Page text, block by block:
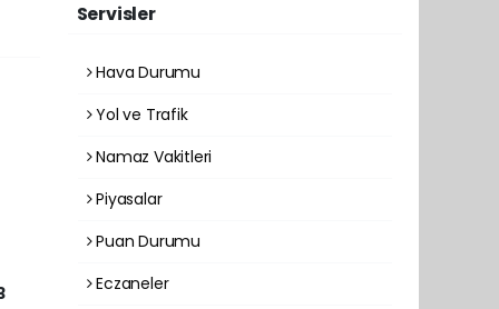
Servisler
Hava Durumu
Yol ve Trafik
Namaz Vakitleri
Piyasalar
Puan Durumu
Eczaneler